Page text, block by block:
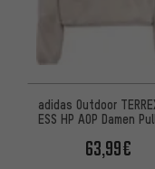
adidas Outdoor
ESS HP AOP Damen
63,99€